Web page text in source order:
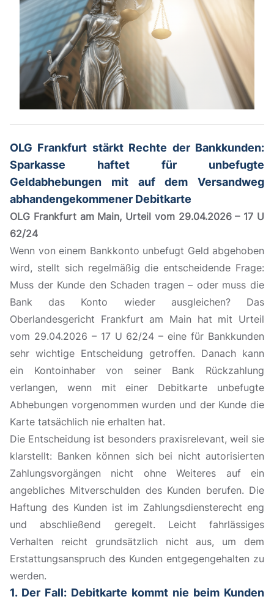
OLG Frankfurt stärkt Rechte der Bankkunden:
Sparkasse haftet für unbefugte
Geldabhebungen mit auf dem Versandweg
abhandengekommener Debitkarte
OLG Frankfurt am Main, Urteil vom 29.04.2026 – 17 U
62/24
Wenn von einem Bankkonto unbefugt Geld abgehoben
wird, stellt sich regelmäßig die entscheidende Frage:
Muss der Kunde den Schaden tragen – oder muss die
Bank das Konto wieder ausgleichen? Das
Oberlandesgericht Frankfurt am Main hat mit Urteil
vom 29.04.2026 – 17 U 62/24 – eine für Bankkunden
sehr wichtige Entscheidung getroffen. Danach kann
ein Kontoinhaber von seiner Bank Rückzahlung
verlangen, wenn mit einer Debitkarte unbefugte
Abhebungen vorgenommen wurden und der Kunde die
Karte tatsächlich nie erhalten hat.
Die Entscheidung ist besonders praxisrelevant, weil sie
klarstellt: Banken können sich bei nicht autorisierten
Zahlungsvorgängen nicht ohne Weiteres auf ein
angebliches Mitverschulden des Kunden berufen. Die
Haftung des Kunden ist im Zahlungsdiensterecht eng
und abschließend geregelt. Leicht fahrlässiges
Verhalten reicht grundsätzlich nicht aus, um dem
Erstattungsanspruch des Kunden entgegengehalten zu
werden.
1. Der Fall: Debitkarte kommt nie beim Kunden